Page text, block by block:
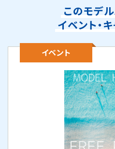
このモデ
イベント・
イベント